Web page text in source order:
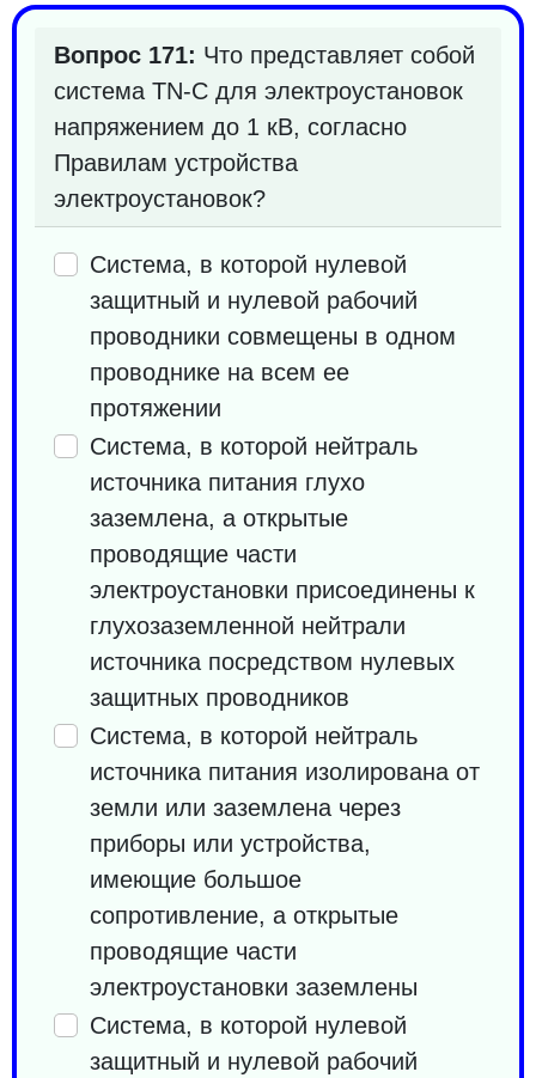
Вопрос 171: Что представляет собой
система TN-C для электроустановок
напряжением до 1 кВ, согласно
Правилам устройства
электроустановок?
Система, в которой нулевой
защитный и нулевой рабочий
проводники совмещены в одном
проводнике на всем ее
протяжении
Система, в которой нейтраль
источника питания глухо
заземлена, а открытые
проводящие части
электроустановки присоединены к
глухозаземленной нейтрали
источника посредством нулевых
защитных проводников
Система, в которой нейтраль
источника питания изолирована от
земли или заземлена через
приборы или устройства,
имеющие большое
сопротивление, а открытые
проводящие части
электроустановки заземлены
Система, в которой нулевой
защитный и нулевой рабочий